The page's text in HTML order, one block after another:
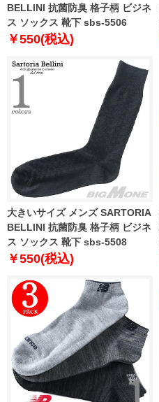
BELLINI 抗菌防臭 格子柄 ビジネ
ス ソックス 靴下 sbs-5506
￥550(税込)
大きいサイズ メンズ SARTORIA
BELLINI 抗菌防臭 格子柄 ビジネ
ス ソックス 靴下 sbs-5508
￥550(税込)